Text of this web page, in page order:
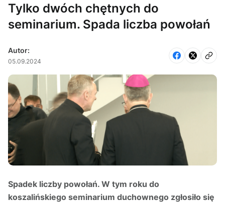
Tylko dwóch chętnych do
seminarium. Spada liczba powołań
Autor:
05.09.2024
Spadek liczby powołań. W tym roku do
koszalińskiego seminarium duchownego zgłosiło się